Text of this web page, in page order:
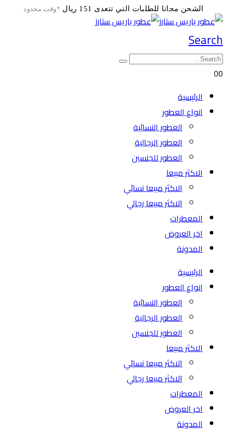
الشحن مجانا للطلبات التي تتعدى 151 ريال *وقت محدود
Search
00
الرئيسية
انواع العطور
العطور النسائية
العطور الرجالية
العطور للجنسين
الاكثر مبيعا
الاكثر مبيعا نسائي
الاكثر مبيعا رجالي
المعطرات
اخر العروض
المدونة
الرئيسية
انواع العطور
العطور النسائية
العطور الرجالية
العطور للجنسين
الاكثر مبيعا
الاكثر مبيعا نسائي
الاكثر مبيعا رجالي
المعطرات
اخر العروض
المدونة